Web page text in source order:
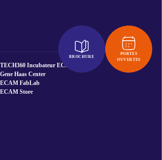
BROCHURE
PORTES
OUVERTES
TECH360 Incubateur ECAM
Gene Haas Center
ECAM FabLab
ECAM Store